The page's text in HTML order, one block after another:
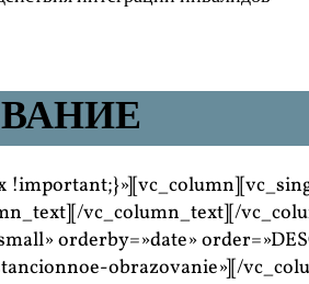
vc_column_text][/
orderby=»date»
obrazovanie»][/